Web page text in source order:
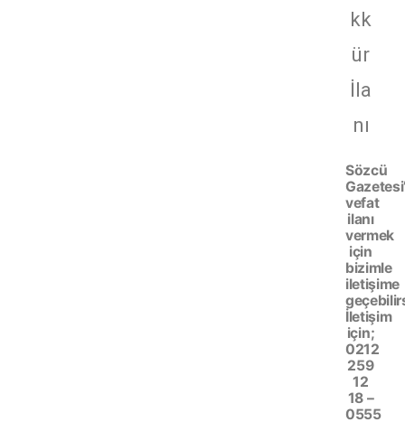
kk
ür
İla
nı
Sözcü
vefat
ilanı
vermek
için
bizimle
iletişime
İletişim
için;
0212
259
12
18 –
0555